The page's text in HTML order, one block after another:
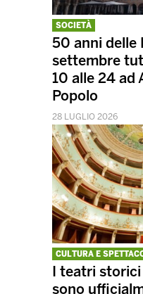
SOCIETÀ
50 anni delle
settembre
10 alle 24 ad
Popolo
28 LUGLIO 2026
CULTURA E
I teatri
sono